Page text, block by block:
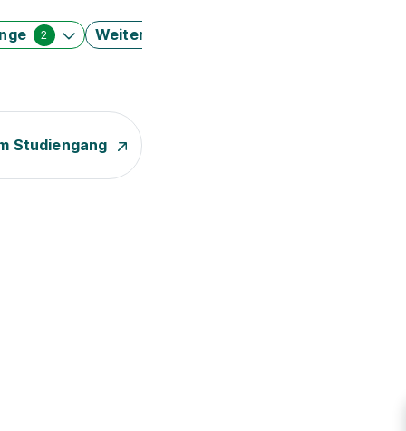
2 Weitere Filter
Studiengang